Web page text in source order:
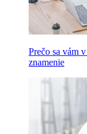
Prečo sa vám
znamenie